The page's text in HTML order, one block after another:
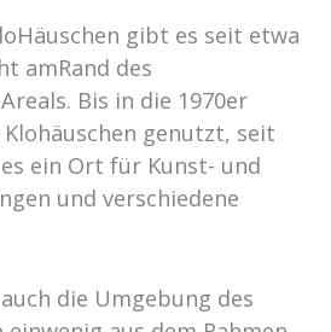
gibt es seit etwa
amRand des
Bis in die 1970er
genutzt, seit
ein Ort für Kunst- und
und verschiedene
die Umgebung des